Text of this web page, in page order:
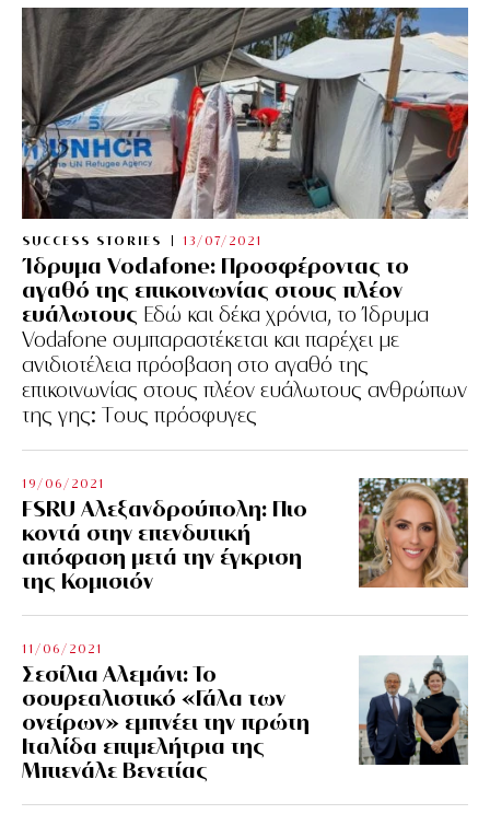
SUCCESS STORIES 13/07/2021
Ίδρυμα Vodafone: Προσφέροντας το
αγαθό της επικοινωνίας στους πλέον
ευάλωτους Εδώ και δέκα χρόνια, το Ίδρυμα
Vodafone συμπαραστέκεται και παρέχει με
ανιδιοτέλεια πρόσβαση στο αγαθό της
επικοινωνίας στους πλέον ευάλωτους ανθρώπων
της γης: Tους πρόσφυγες
19/06/2021
FSRU Αλεξανδρούπολη: Πιο
κοντά στην επενδυτική
απόφαση μετά την έγκριση
της Κομισιόν
11/06/2021
Σεσίλια Αλεμάνι: Το
σουρεαλιστικό «Γάλα των
ονείρων» εμπνέει την πρώτη
Ιταλίδα επιμελήτρια της
Μπιενάλε Βενετίας